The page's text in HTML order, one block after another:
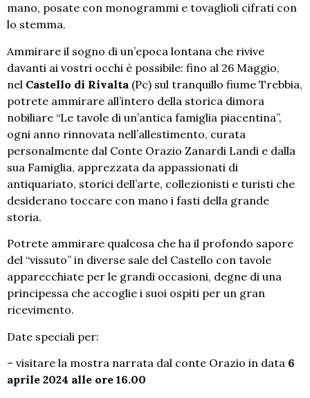
mano, posate con monogrammi e tovaglioli cifrati con
lo stemma.
Ammirare il sogno di un’epoca lontana che rivive
davanti ai vostri occhi è possibile: fino al 26 Maggio,
nel Castello di Rivalta (Pc) sul tranquillo fiume Trebbia,
potrete ammirare all’intero della storica dimora
nobiliare “Le tavole di un’antica famiglia piacentina”,
ogni anno rinnovata nell’allestimento, curata
personalmente dal Conte Orazio Zanardi Landi e dalla
sua Famiglia, apprezzata da appassionati di
antiquariato, storici dell’arte, collezionisti e turisti che
desiderano toccare con mano i fasti della grande
storia.
Potrete ammirare qualcosa che ha il profondo sapore
del “vissuto” in diverse sale del Castello con tavole
apparecchiate per le grandi occasioni, degne di una
principessa che accoglie i suoi ospiti per un gran
ricevimento.
Date speciali per:
– visitare la mostra narrata dal conte Orazio in data 6
aprile 2024 alle ore 16.00